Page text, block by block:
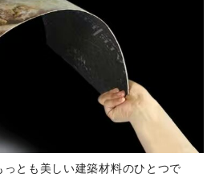
とも美しい建築材料のひとつで